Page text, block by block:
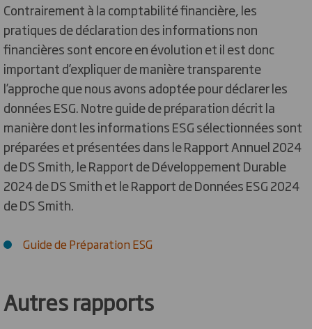
Contrairement à la comptabilité financière, les
pratiques de déclaration des informations non
financières sont encore en évolution et il est donc
important d’expliquer de manière transparente
l’approche que nous avons adoptée pour déclarer les
données ESG. Notre guide de préparation décrit la
manière dont les informations ESG sélectionnées sont
préparées et présentées dans le Rapport Annuel 2024
de DS Smith, le Rapport de Développement Durable
2024 de DS Smith et le Rapport de Données ESG 2024
de DS Smith.
Guide de Préparation ESG
Autres rapports